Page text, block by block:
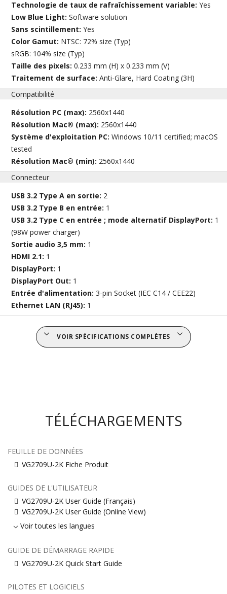
Technologie de taux de rafraîchissement variable:Yes
Low Blue Light:Software solution
Sans scintillement:Yes
Color Gamut: NTSC: 72% size (Typ)
sRGB: 104% size (Typ)
Taille des pixels:0.233 mm (H) x 0.233 mm (V)
Traitement de surface:Anti-Glare, Hard Coating (3H)
Compatibilité
Résolution PC (max): 2560x1440
Résolution Mac® (max): 2560x1440
Système d'exploitation PC:Windows 10/11 certified; macOS
tested
Résolution Mac® (min): 2560x1440
Connecteur
USB 3.2 Type A en sortie: 2
USB 3.2 Type B en entrée: 1
USB 3.2 Type C en entrée ; mode alternatif DisplayPort: 1
(98W power charger)
Sortie audio 3,5 mm: 1
HDMI 2.1: 1
DisplayPort: 1
DisplayPort Out: 1
Entrée d'alimentation:3-pin Socket (IEC C14 / CEE22)
Ethernet LAN (RJ45): 1
VOIR SPÉCIFICATIONS COMPLÈTES
TÉLÉCHARGEMENTS
FEUILLE DE DONNÉES
VG2709U-2K Fiche Produit
GUIDES DE L'UTILISATEUR
VG2709U-2K User Guide (Français)
VG2709U-2K User Guide (Online View)
Voir toutes les langues
GUIDE DE DÉMARRAGE RAPIDE
VG2709U-2K Quick Start Guide
PILOTES ET LOGICIELS